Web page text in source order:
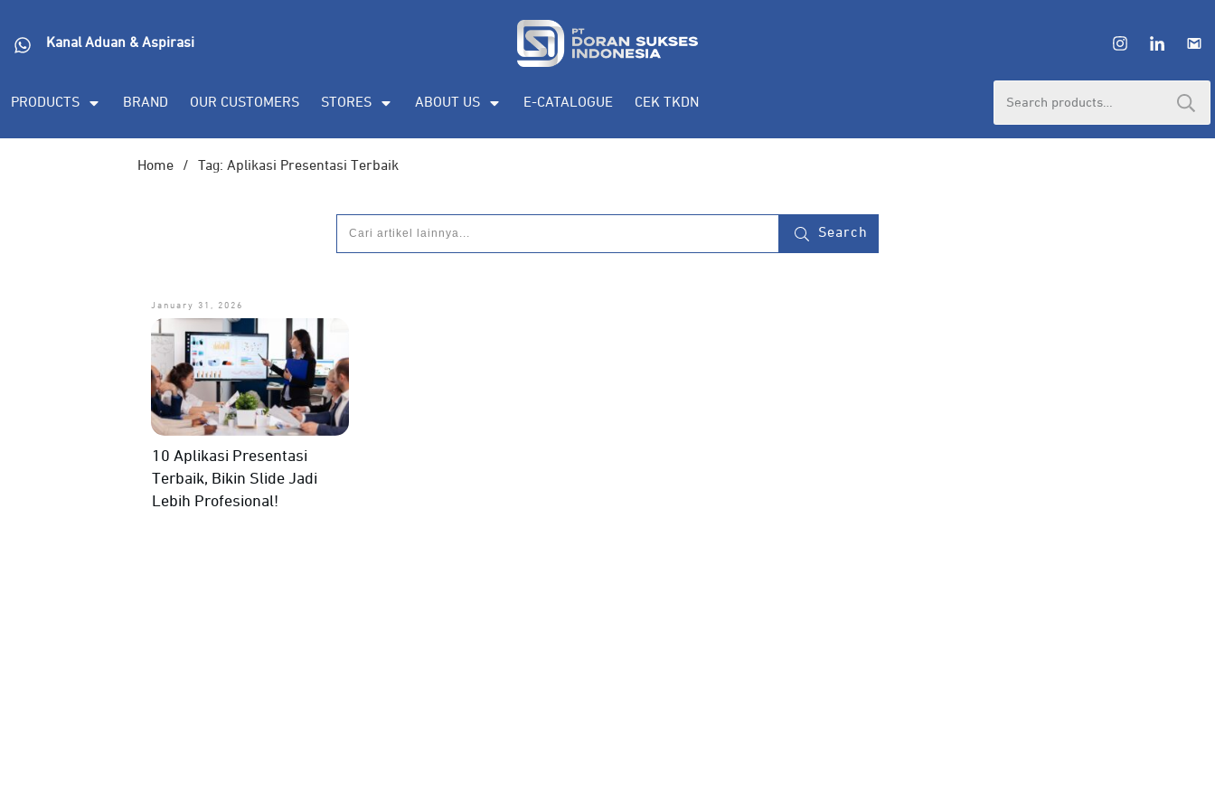
Kanal Aduan & Aspirasi
PRODUCTS BRAND OUR CUSTOMERS STORES ABOUT US E-CATALOGUE CEK TKDN
Home / Tag: Aplikasi Presentasi Terbaik
Search
January 31, 2026
10 Aplikasi Presentasi
Terbaik, Bikin Slide Jadi
Lebih Profesional!